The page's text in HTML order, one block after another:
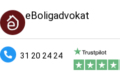
eBoligadvokat
31 20 24 24